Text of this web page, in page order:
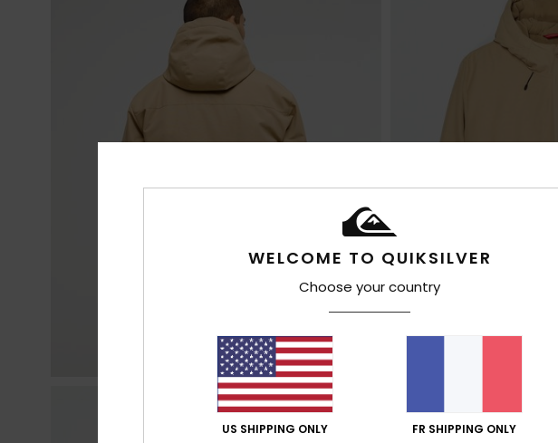
WELCOME TO QUIKSILVER
Choose your country
US SHIPPING ONLY FR SHIPPING ONLY